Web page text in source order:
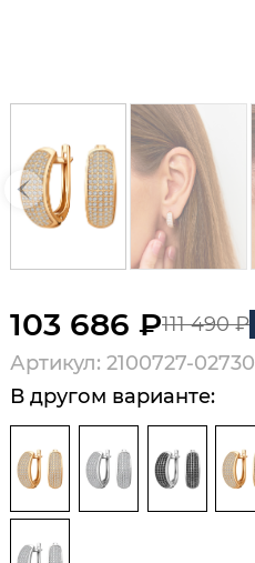
103 686 ₽111 490 ₽
Артикул: 2100727-02730
В другом варианте: